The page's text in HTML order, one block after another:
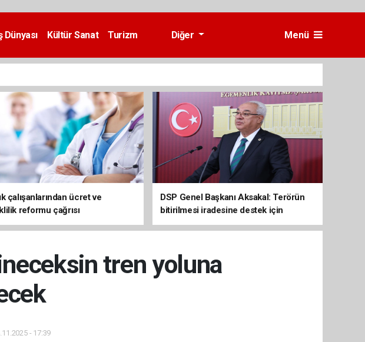
Dünyası Kültür Sanat
Turizm
Diğer Menü
çalışanlarından ücret ve
reformu çağrısı
DSP Genel Başkanı Aksakal: Terörün
bitirilmesi iradesine destek için
imzalayacağım
ineceksin tren yoluna
- 17:39